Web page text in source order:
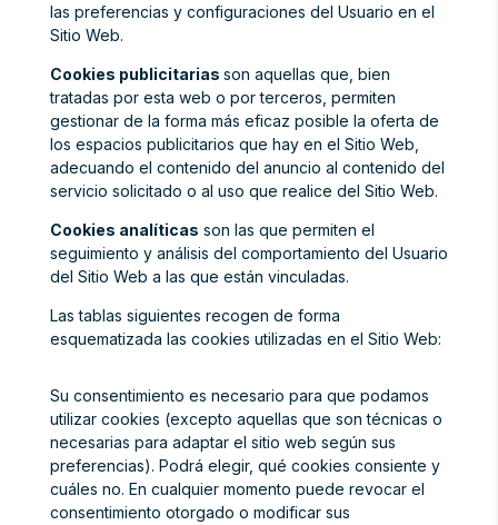
las preferencias y configuraciones del Usuario en el
Sitio Web.
Cookies publicitarias son aquellas que, bien
tratadas por esta web o por terceros, permiten
gestionar de la forma más eficaz posible la oferta de
los espacios publicitarios que hay en el Sitio Web,
adecuando el contenido del anuncio al contenido del
servicio solicitado o al uso que realice del Sitio Web.
Cookies analíticas son las que permiten el
seguimiento y análisis del comportamiento del Usuario
del Sitio Web a las que están vinculadas.
Las tablas siguientes recogen de forma
esquematizada las cookies utilizadas en el Sitio Web:
Su consentimiento es necesario para que podamos
utilizar cookies (excepto aquellas que son técnicas o
necesarias para adaptar el sitio web según sus
preferencias). Podrá elegir, qué cookies consiente y
cuáles no. En cualquier momento puede revocar el
consentimiento otorgado o modificar sus